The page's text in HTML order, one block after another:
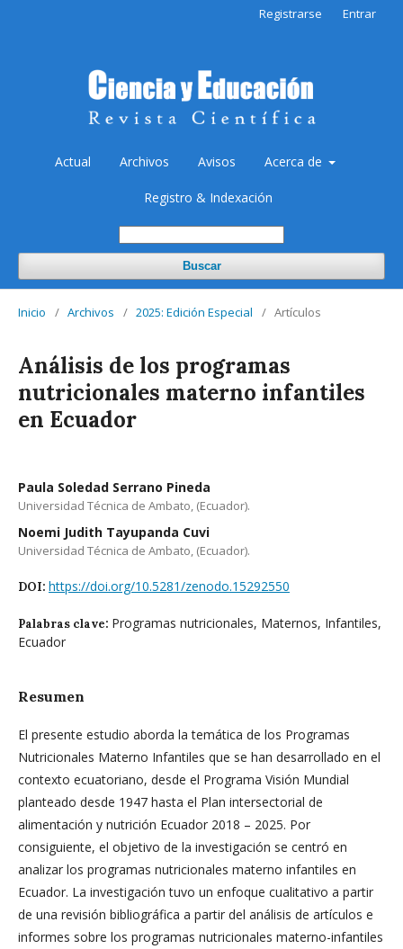
Actual Archivos Avisos Acerca de
Registro & Indexación
Buscar
Registrarse Entrar
Inicio / Archivos / 2025: Edición Especial / Artículos
Análisis de los programas
nutricionales materno infantiles
en Ecuador
Paula Soledad Serrano Pineda
Universidad Técnica de Ambato, (Ecuador).
Noemi Judith Tayupanda Cuvi
Universidad Técnica de Ambato, (Ecuador).
DOI: https://doi.org/10.5281/zenodo.15292550
Palabras clave: Programas nutricionales, Maternos, Infantiles,
Ecuador
Resumen
El presente estudio aborda la temática de los Programas
Nutricionales Materno Infantiles que se han desarrollado en el
contexto ecuatoriano, desde el Programa Visión Mundial
planteado desde 1947 hasta el Plan intersectorial de
alimentación y nutrición Ecuador 2018 – 2025. Por
consiguiente, el objetivo de la investigación se centró en
analizar los programas nutricionales materno infantiles en
Ecuador. La investigación tuvo un enfoque cualitativo a partir
de una revisión bibliográfica a partir del análisis de artículos e
informes sobre los programas nutricionales materno-infantiles